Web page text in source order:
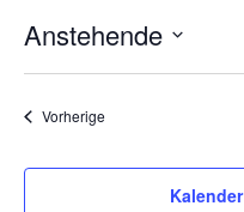
Anstehende
wählen.
VorherigeVeranstaltungen